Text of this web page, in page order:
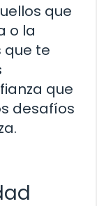
que
o la
que te
que
desafíos